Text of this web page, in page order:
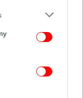
or more Google
You may click to
party tags to
in below Google